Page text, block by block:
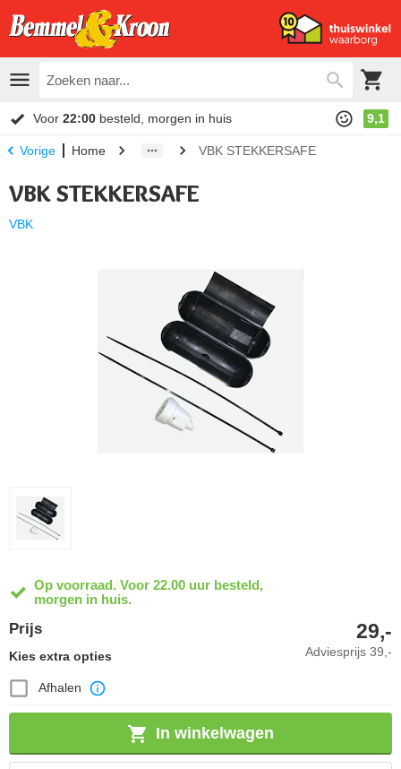
Voor 22:00 besteld, morgen in huis 9,1
Vorige Home VBK STEKKERSAFE
VBK STEKKERSAFE
VBK
Op voorraad. Voor 22.00 uur besteld,
morgen in huis.
Prijs
Adviesprijs 39,-
29,-
Kies extra opties
Afhalen
In winkelwagen